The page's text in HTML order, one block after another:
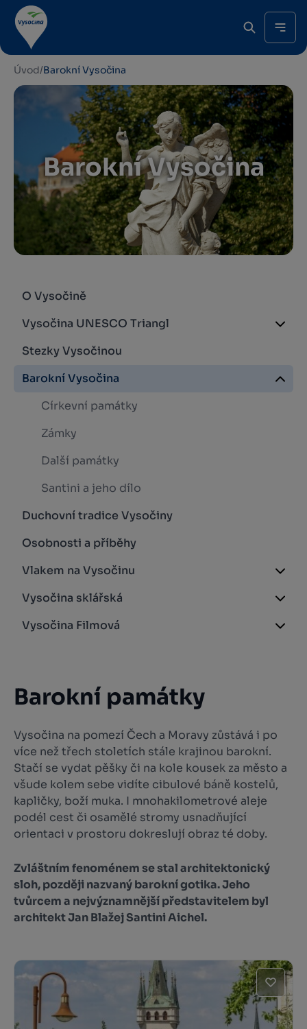
Úvod/Barokní Vysočina
Barokní Vysočina
O Vysočině
Vysočina UNESCO Triangl
Stezky Vysočinou
Barokní Vysočina
Církevní památky
Zámky
Další památky
Santini a jeho dílo
Duchovní tradice Vysočiny
Osobnosti a příběhy
Vlakem na Vysočinu
Vysočina sklářská
Vysočina Filmová
Barokní památky
Vysočina na pomezí Čech a Moravy zůstává i po
více než třech stoletích stále krajinou barokní.
Stačí se vydat pěšky či na kole kousek za město a
všude kolem sebe vidíte cibulové báně kostelů,
kapličky, boží muka. I mnohakilometrové aleje
podél cest či osamělé stromy usnadňující
orientaci v prostoru dokreslují obraz té doby.
Zvláštním fenoménem se stal architektonický
sloh, později nazvaný barokní gotika. Jeho
tvůrcem a nejvýznamnější představitelem byl
architekt Jan Blažej Santini Aichel.